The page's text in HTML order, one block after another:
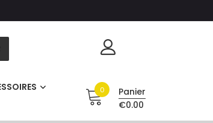
0
Panier
€0.00